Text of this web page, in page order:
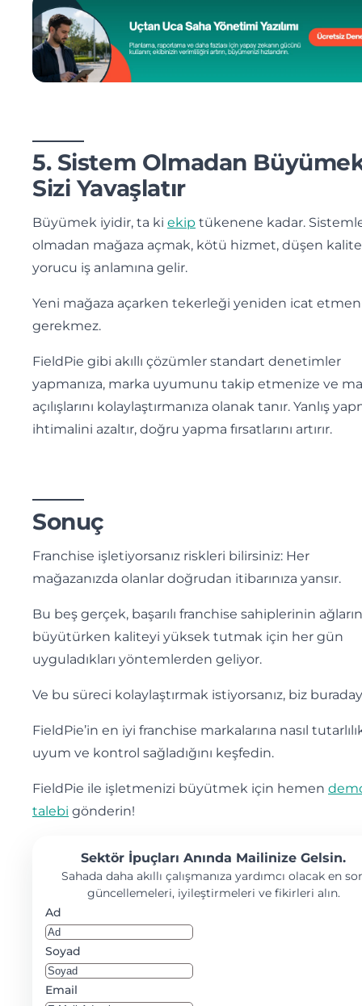
5. Sistem Olmadan
Sizi Yavaşlatır
Büyümek iyidir, ta ki ekip tükenene kadar.
olmadan mağaza açmak, kötü hizmet, düşen
yorucu iş anlamına gelir.
Yeni mağaza açarken tekerleği yeniden icat
gerekmez.
FieldPie gibi akıllı çözümler standart denetimler
yapmanıza, marka uyumunu takip etmenize ve
açılışlarını kolaylaştırmanıza olanak tanır. Yanlış
ihtimalini azaltır, doğru yapma fırsatlarını artırır.
Sonuç
Franchise işletiyorsanız riskleri bilirsiniz: Her
mağazanızda olanlar doğrudan itibarınıza yansır.
Bu beş gerçek, başarılı franchise sahiplerinin
büyütürken kaliteyi yüksek tutmak için her gün
uyguladıkları yöntemlerden geliyor.
Ve bu süreci kolaylaştırmak istiyorsanız, biz
FieldPie’in en iyi franchise markalarına nasıl
uyum ve kontrol sağladığını keşfedin.
FieldPie ile işletmenizi büyütmek için hemen
talebi gönderin!
Sektör İpuçları Anında Mailinize Gelsin.
Sahada daha akıllı çalışmanıza yardımcı olacak en
güncellemeleri, iyileştirmeleri ve fikirleri alın.
Ad
Soyad
Email